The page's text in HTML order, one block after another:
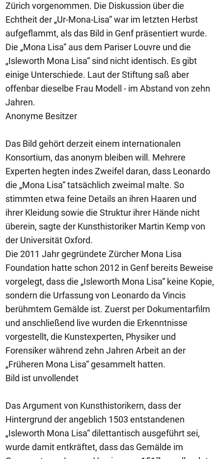
Zürich vorgenommen. Die Diskussion über die
Echtheit der „Ur-Mona-Lisa“ war im letzten Herbst
aufgeflammt, als das Bild in Genf präsentiert wurde.
Die „Mona Lisa“ aus dem Pariser Louvre und die
„Isleworth Mona Lisa“ sind nicht identisch. Es gibt
einige Unterschiede. Laut der Stiftung saß aber
offenbar dieselbe Frau Modell - im Abstand von zehn
Jahren.
Anonyme Besitzer
Das Bild gehört derzeit einem internationalen
Konsortium, das anonym bleiben will. Mehrere
Experten hegten indes Zweifel daran, dass Leonardo
die „Mona Lisa“ tatsächlich zweimal malte. So
stimmten etwa feine Details an ihren Haaren und
ihrer Kleidung sowie die Struktur ihrer Hände nicht
überein, sagte der Kunsthistoriker Martin Kemp von
der Universität Oxford.
Die 2011 Jahr gegründete Zürcher Mona Lisa
Foundation hatte schon 2012 in Genf bereits Beweise
vorgelegt, dass die „Isleworth Mona Lisa“ keine Kopie,
sondern die Urfassung von Leonardo da Vincis
berühmtem Gemälde ist. Zuerst per Dokumentarfilm
und anschließend live wurden die Erkenntnisse
vorgestellt, die Kunstexperten, Physiker und
Forensiker während zehn Jahren Arbeit an der
„Früheren Mona Lisa“ gesammelt hatten.
Bild ist unvollendet
Das Argument von Kunsthistorikern, dass der
Hintergrund der angeblich 1503 entstandenen
„Isleworth Mona Lisa“ dilettantisch ausgeführt sei,
wurde damit entkräftet, dass das Gemälde im